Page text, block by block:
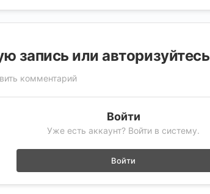
запись или авторизуйтесь
комментарий
Войти
Уже есть аккаунт? Войти в систему.
Войти